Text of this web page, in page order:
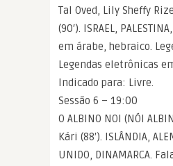
Tal Oved, Lily Sheffy
(90′). ISRAEL,
em árabe, hebraico.
Legendas eletrônicas
Indicado para: Livre.
Sessão 6 – 19:00
O ALBINO NOI (NÓI
Kári (88′). ISLÂNDIA,
UNIDO, DINAMARCA.